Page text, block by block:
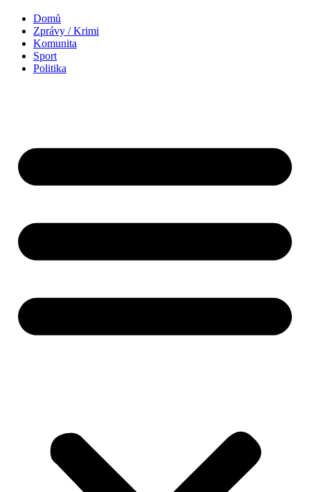
Domů
Zprávy / Krimi
Komunita
Sport
Politika